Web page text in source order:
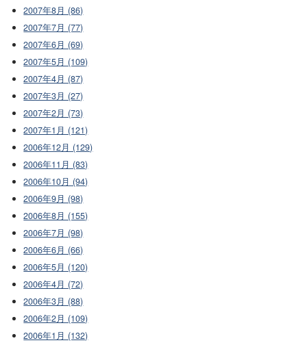
2007年8月 (86)
2007年7月 (77)
2007年6月 (69)
2007年5月 (109)
2007年4月 (87)
2007年3月 (27)
2007年2月 (73)
2007年1月 (121)
2006年12月 (129)
2006年11月 (83)
2006年10月 (94)
2006年9月 (98)
2006年8月 (155)
2006年7月 (98)
2006年6月 (66)
2006年5月 (120)
2006年4月 (72)
2006年3月 (88)
2006年2月 (109)
2006年1月 (132)